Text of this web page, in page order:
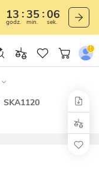
13
godz.
35
min.
04
sek.
SKA1120